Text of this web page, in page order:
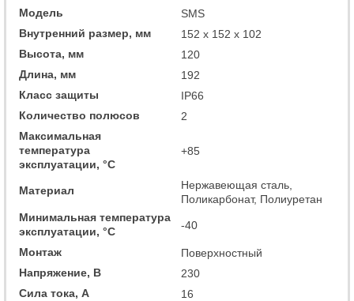
Модель
SMS
Внутренний размер, мм
152 x 152 x 102
Высота, мм
120
Длина, мм
192
Класс защиты
IP66
Количество полюсов
2
Максимальная
температура
эксплуатации, °C
+85
Материал
Нержавеющая сталь,
Поликарбонат, Полиуретан
Минимальная температура
эксплуатации, °C
-40
Монтаж
Поверхностный
Напряжение, В
230
Сила тока, А
16